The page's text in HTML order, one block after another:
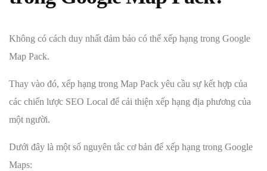
Không có cách duy nhất đảm bảo có thể xếp hạng trong Google
Map Pack.
Thay vào đó, xếp hạng trong Map Pack yêu cầu sự kết hợp của
các chiến lược SEO Local để cải thiện xếp hạng địa phương của
một người.
Dưới đây là một số nguyên tắc cơ bản để xếp hạng trong Google
Maps: